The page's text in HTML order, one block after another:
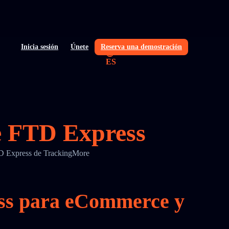
Inicia sesión Únete Reserva una demostración
ES
FTD Express
Express de TrackingMore
para eCommerce y